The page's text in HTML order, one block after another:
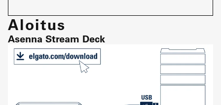
Aloitus
Asenna Stream Deck